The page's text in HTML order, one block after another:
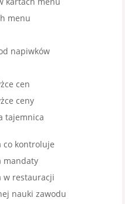
menu
napiwków
cen
ceny
tajemnica
co kontroluje
mandaty
w restauracji
nauki zawodu